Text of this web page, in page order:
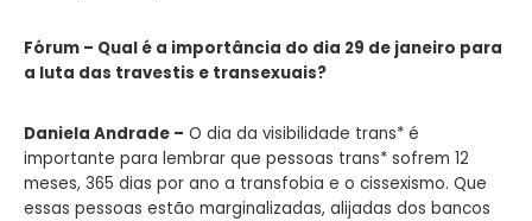
Fórum – Qual é a importância do dia 29 de janeiro para
a luta das travestis e transexuais?
Daniela Andrade – O dia da visibilidade trans* é
importante para lembrar que pessoas trans* sofrem 12
meses, 365 dias por ano a transfobia e o cissexismo. Que
essas pessoas estão marginalizadas, alijadas dos bancos